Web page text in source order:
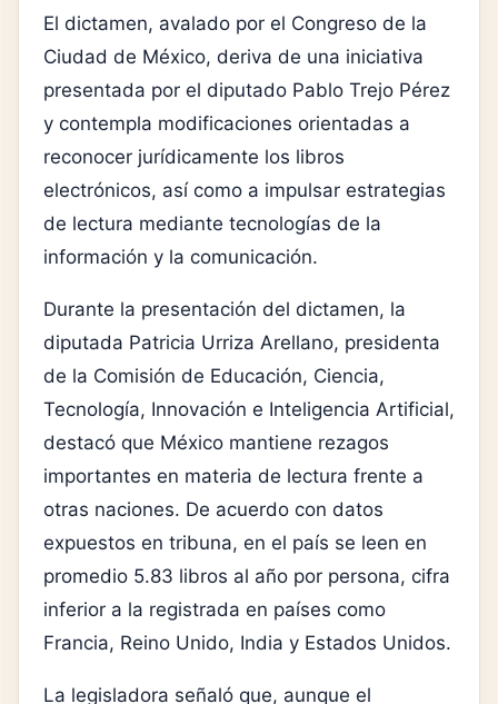
El dictamen, avalado por el Congreso de la
Ciudad de México, deriva de una iniciativa
presentada por el diputado Pablo Trejo Pérez
y contempla modificaciones orientadas a
reconocer jurídicamente los libros
electrónicos, así como a impulsar estrategias
de lectura mediante tecnologías de la
información y la comunicación.
Durante la presentación del dictamen, la
diputada Patricia Urriza Arellano, presidenta
de la Comisión de Educación, Ciencia,
Tecnología, Innovación e Inteligencia Artificial,
destacó que México mantiene rezagos
importantes en materia de lectura frente a
otras naciones. De acuerdo con datos
expuestos en tribuna, en el país se leen en
promedio 5.83 libros al año por persona, cifra
inferior a la registrada en países como
Francia, Reino Unido, India y Estados Unidos.
La legisladora señaló que, aunque el